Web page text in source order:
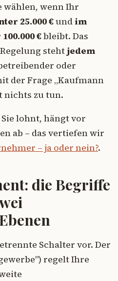
wählen, wenn Ihr
25.000 €undim
€bleibt. Das
stehtjedem
oder
der Frage „Kaufmann
nichts zu tun.
lohnt, hängt vor
ab – das vertiefen wir
– ja oder nein?.
die Begriffe
Schalter vor. Der
regelt Ihre